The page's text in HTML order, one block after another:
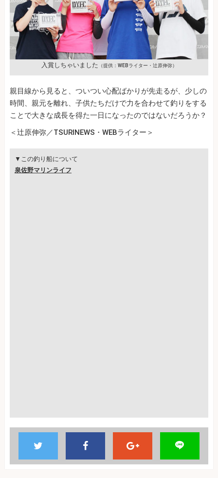
入賞しちゃいました （提供：WEBライター・辻原伸弥）
親目線から見ると、ついつい心配ばかりが先走るが、少しの
時間、親元を離れ、子供たちだけで力を合わせて釣りをする
ことで大きな成長を得た一日になったのではないだろうか？
＜辻原伸弥／TSURINEWS・WEBライター＞
▼この釣り船について
泉佐野マリンライフ